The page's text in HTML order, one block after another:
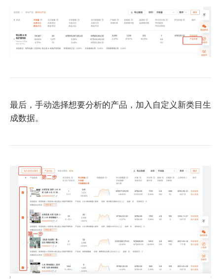
最后，手动选择想要分析的产品，加入自定义新类目生
成数据。